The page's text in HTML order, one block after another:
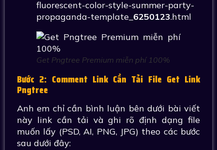
fluorescent-color-style-summer-party-
propaganda-template_ 6250123.html
Get Pngtree Premium miễn phí 100%
Bước 2: Comment Link Cần Tải File Get Link
Pngtree
Anh em chỉ cần bình luận bên dưới bài viết
này link cần tải và ghi rõ định dạng file
muốn lấy (PSD, AI, PNG, JPG) theo các bước
sau dưới đây: